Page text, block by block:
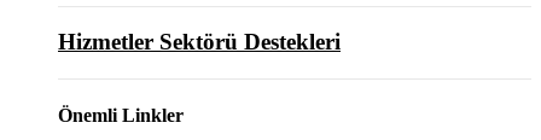
Hizmetler Sektörü Destekleri
Önemli Linkler